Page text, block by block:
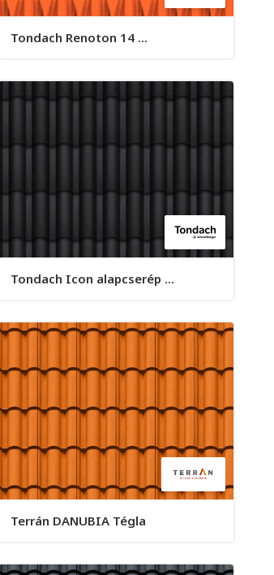
Tondach Renoton 14 ...
Tondach Icon alapcserép ...
Terrán DANUBIA Tégla